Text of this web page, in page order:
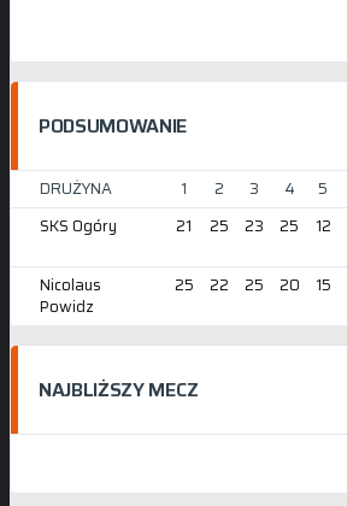
PODSUMOWANIE
DRUŻYNA 1 2 3 4 5
SKS Ogóry
21 25 23 25 12
Nicolaus
Powidz
25 22 25 20 15
NAJBLIŻSZY MECZ